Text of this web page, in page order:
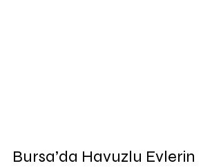
Bursa’da Havuzlu Evlerin